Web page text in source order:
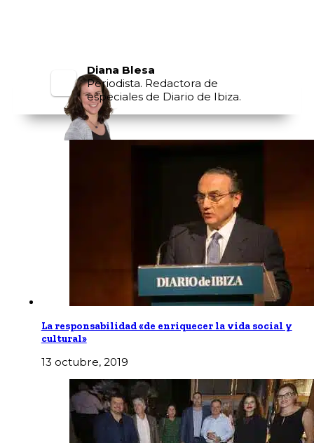
Diana Blesa
Periodista. Redactora de
especiales de Diario de Ibiza.
La responsabilidad «de enriquecer la vida social y
cultural»
13 octubre, 2019